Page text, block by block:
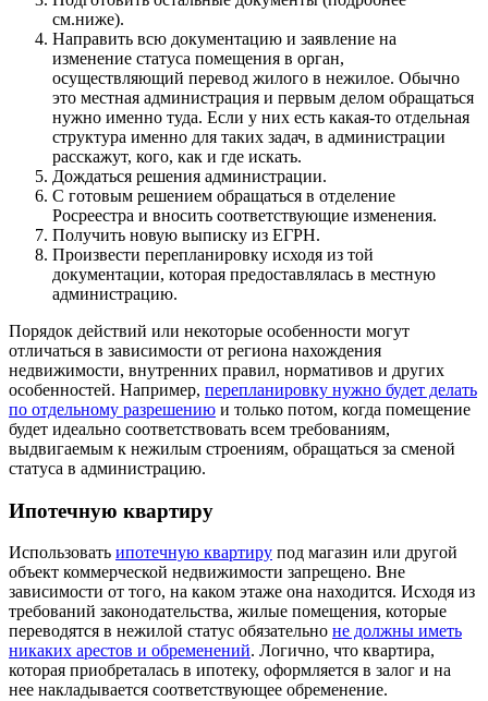
см.ниже).
Направить всю документацию и заявление на
изменение статуса помещения в орган,
осуществляющий перевод жилого в нежилое. Обычно
это местная администрация и первым делом обращаться
нужно именно туда. Если у них есть какая-то отдельная
структура именно для таких задач, в администрации
расскажут, кого, как и где искать.
Дождаться решения администрации.
С готовым решением обращаться в отделение
Росреестра и вносить соответствующие изменения.
Получить новую выписку из ЕГРН.
Произвести перепланировку исходя из той
документации, которая предоставлялась в местную
администрацию.
Порядок действий или некоторые особенности могут
отличаться в зависимости от региона нахождения
недвижимости, внутренних правил, нормативов и других
особенностей. Например, перепланировку нужно будет делать
по отдельному разрешению и только потом, когда помещение
будет идеально соответствовать всем требованиям,
выдвигаемым к нежилым строениям, обращаться за сменой
статуса в администрацию.
Ипотечную квартиру
Использовать ипотечную квартиру под магазин или другой
объект коммерческой недвижимости запрещено. Вне
зависимости от того, на каком этаже она находится. Исходя из
требований законодательства, жилые помещения, которые
переводятся в нежилой статус обязательно не должны иметь
никаких арестов и обременений. Логично, что квартира,
которая приобреталась в ипотеку, оформляется в залог и на
нее накладывается соответствующее обременение.